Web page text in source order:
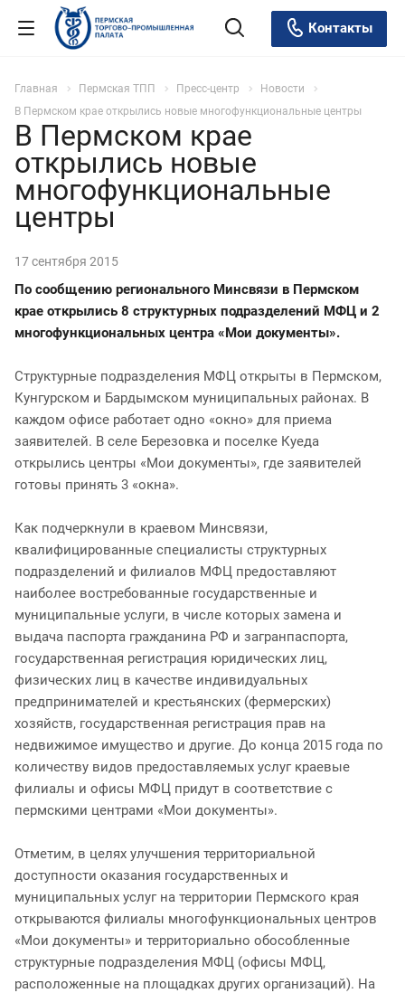
Контакты
Главная Пермская ТПП Пресс-центр
Новости
В Пермском крае открылись новые многофункциональные центры
В Пермском крае
открылись новые
многофункциональные
центры
17 сентября 2015
По сообщению регионального Минсвязи в Пермском
крае открылись 8 структурных подразделений МФЦ и 2
многофункциональных центра «Мои документы».
Структурные подразделения МФЦ открыты в Пермском,
Кунгурском и Бардымском муниципальных районах. В
каждом офисе работает одно «окно» для приема
заявителей. В селе Березовка и поселке Куеда
открылись центры «Мои документы», где заявителей
готовы принять 3 «окна».
Как подчеркнули в краевом Минсвязи,
квалифицированные специалисты структурных
подразделений и филиалов МФЦ предоставляют
наиболее востребованные государственные и
муниципальные услуги, в числе которых замена и
выдача паспорта гражданина РФ и загранпаспорта,
государственная регистрация юридических лиц,
физических лиц в качестве индивидуальных
предпринимателей и крестьянских (фермерских)
хозяйств, государственная регистрация прав на
недвижимое имущество и другие. До конца 2015 года по
количеству видов предоставляемых услуг краевые
филиалы и офисы МФЦ придут в соответствие с
пермскими центрами «Мои документы».
Отметим, в целях улучшения территориальной
доступности оказания государственных и
муниципальных услуг на территории Пермского края
открываются филиалы многофункциональных центров
«Мои документы» и территориально обособленные
структурные подразделения МФЦ (офисы МФЦ,
расположенные на площадках других организаций). На